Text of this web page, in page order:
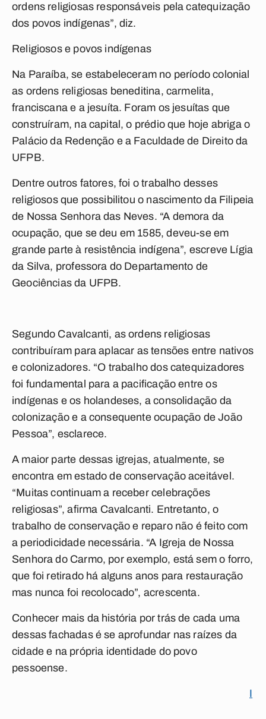
ordens religiosas responsáveis pela catequização
dos povos indígenas”, diz.
Religiosos e povos indígenas
Na Paraíba, se estabeleceram no período colonial
as ordens religiosas beneditina, carmelita,
franciscana e a jesuíta. Foram os jesuítas que
construíram, na capital, o prédio que hoje abriga o
Palácio da Redenção e a Faculdade de Direito da
UFPB.
Dentre outros fatores, foi o trabalho desses
religiosos que possibilitou o nascimento da Filipeia
de Nossa Senhora das Neves. “A demora da
ocupação, que se deu em 1585, deveu-se em
grande parte à resistência indígena”, escreve Lígia
da Silva, professora do Departamento de
Geociências da UFPB.
Segundo Cavalcanti, as ordens religiosas
contribuíram para aplacar as tensões entre nativos
e colonizadores. “O trabalho dos catequizadores
foi fundamental para a pacificação entre os
indígenas e os holandeses, a consolidação da
colonização e a consequente ocupação de João
Pessoa”, esclarece.
A maior parte dessas igrejas, atualmente, se
encontra em estado de conservação aceitável.
“Muitas continuam a receber celebrações
religiosas”, afirma Cavalcanti. Entretanto, o
trabalho de conservação e reparo não é feito com
a periodicidade necessária. “A Igreja de Nossa
Senhora do Carmo, por exemplo, está sem o forro,
que foi retirado há alguns anos para restauração
mas nunca foi recolocado”, acrescenta.
Conhecer mais da história por trás de cada uma
dessas fachadas é se aprofundar nas raízes da
cidade e na própria identidade do povo
pessoense.
I